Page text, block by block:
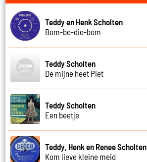
Teddy en Henk Scholten
Bom-be-die-bom
Teddy Scholten
De mijne heet Piet
Teddy Scholten
Een beetje
Teddy, Henk en Renee Scholten
Kom lieve kleine meid